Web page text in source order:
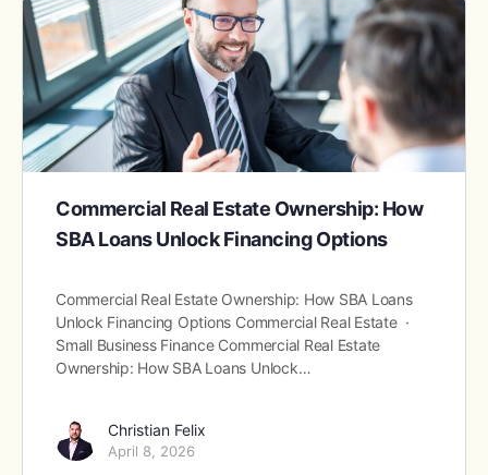
Commercial Real Estate Ownership: How
SBA Loans Unlock Financing Options
Commercial Real Estate Ownership: How SBA Loans
Unlock Financing Options Commercial Real Estate ·
Small Business Finance Commercial Real Estate
Ownership: How SBA Loans Unlock…
Christian Felix
April 8, 2026